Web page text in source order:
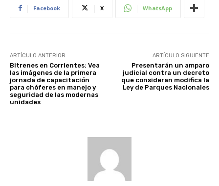
Facebook X WhatsApp
ARTÍCULO ANTERIOR
Bitrenes en Corrientes: Vea
las imágenes de la primera
jornada de capacitación
para chóferes en manejo y
seguridad de las modernas
unidades
ARTÍCULO SIGUIENTE
Presentarán un amparo
judicial contra un decreto
que consideran modifica la
Ley de Parques Nacionales